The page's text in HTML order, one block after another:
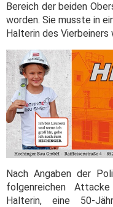
Bereich der beiden
worden. Sie musste in
Halterin des
Nach Angaben der
folgenreichen
Halterin, eine 50-